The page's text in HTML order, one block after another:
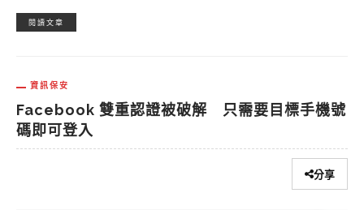
閱讀文章
資訊保安
Facebook 雙重認證被破解 只需要目標手機號
碼即可登入
分享